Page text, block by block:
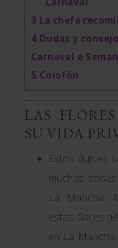
3 La chefa
4 Dudas y
Carnaval o
5 Colofón
LAS
SU VIDA
Estos dulces
muchas
La Mancha.
estas flores
en La